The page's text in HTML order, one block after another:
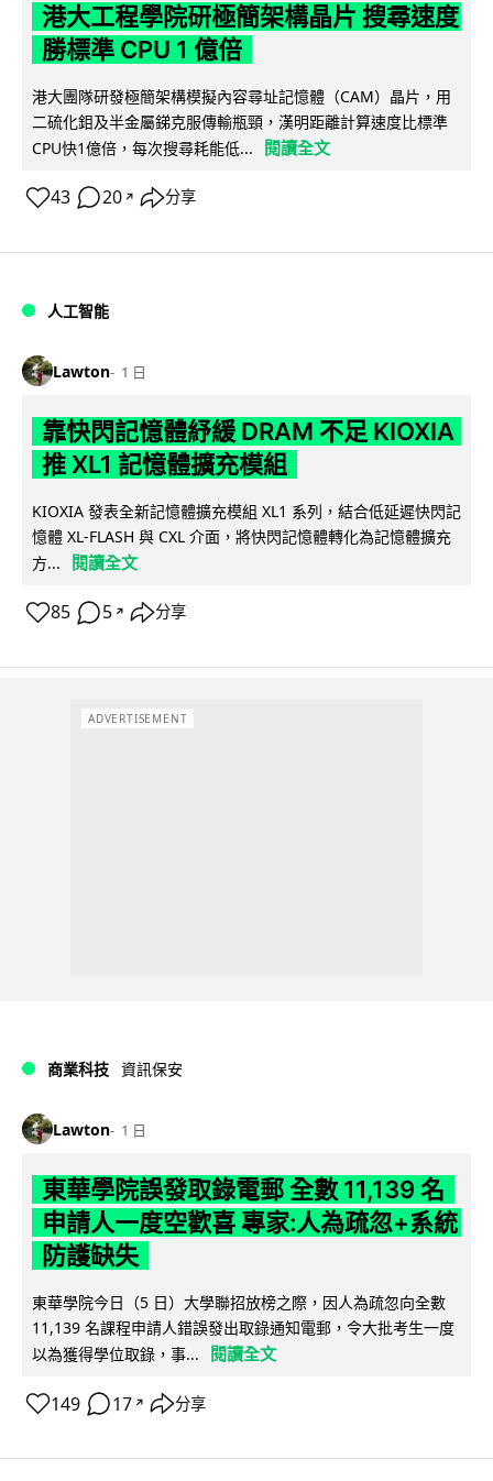
港大工程學院研極簡架構晶片 搜尋速度
勝標準 CPU 1 億倍
港大團隊研發極簡架構模擬內容尋址記憶體（CAM）晶片，用
二硫化鉬及半金屬銻克服傳輸瓶頸，漢明距離計算速度比標準
CPU快1億倍，每次搜尋耗能低...
閱讀全文
43 20 ↗ 分享
人工智能
Lawton 1 日
靠快閃記憶體紓緩 DRAM 不足 KIOXIA
推 XL1 記憶體擴充模組
KIOXIA 發表全新記憶體擴充模組 XL1 系列，結合低延遲快閃記
憶體 XL-FLASH 與 CXL 介面，將快閃記憶體轉化為記憶體擴充
方...
閱讀全文
85 5 ↗ 分享
ADVERTISEMENT
商業科技 資訊保安
Lawton 1 日
東華學院誤發取錄電郵 全數 11,139 名
申請人一度空歡喜 專家:人為疏忽+系統
防護缺失
東華學院今日（5 日）大學聯招放榜之際，因人為疏忽向全數
11,139 名課程申請人錯誤發出取錄通知電郵，令大批考生一度
以為獲得學位取錄，事...
閱讀全文
149 17 ↗ 分享